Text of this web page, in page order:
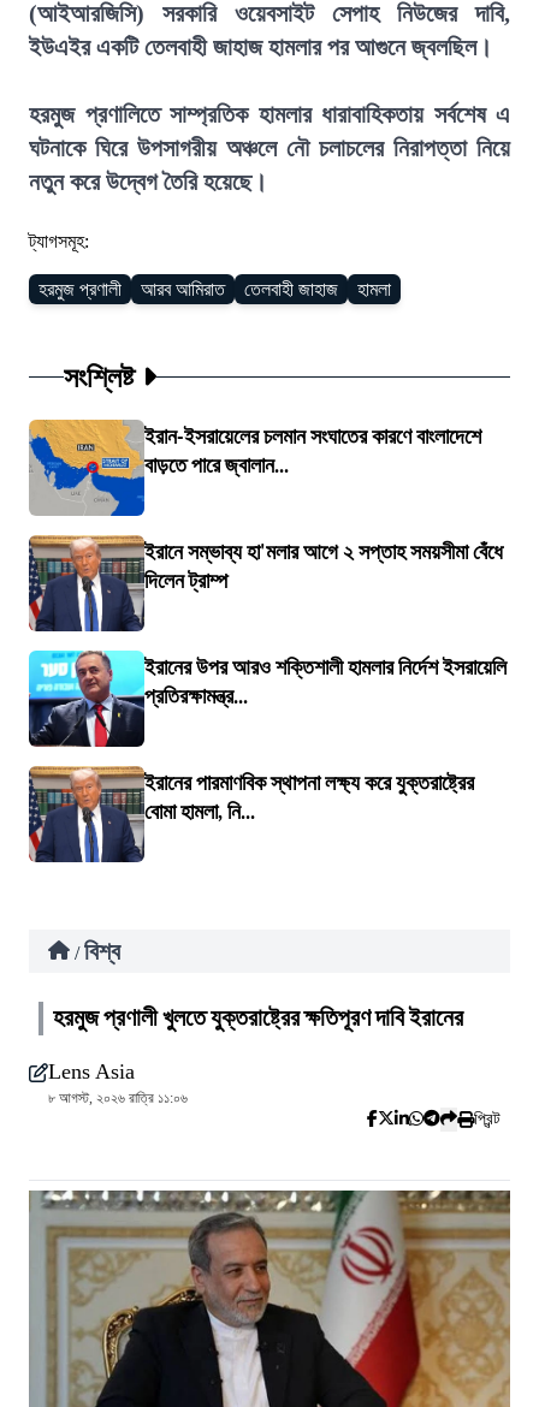
(আইআরজিসি) সরকারি ওয়েবসাইট সেপাহ নিউজের দাবি,
ইউএইর একটি তেলবাহী জাহাজ হামলার পর আগুনে জ্বলছিল।
হরমুজ প্রণালিতে সাম্প্রতিক হামলার ধারাবাহিকতায় সর্বশেষ এ
ঘটনাকে ঘিরে উপসাগরীয় অঞ্চলে নৌ চলাচলের নিরাপত্তা নিয়ে
নতুন করে উদ্বেগ তৈরি হয়েছে।
ট্যাগসমূহ:
হরমুজ প্রণালী আরব আমিরাত তেলবাহী জাহাজ হামলা
সংশ্লিষ্ট
ইরান-ইসরায়েলের চলমান সংঘাতের কারণে বাংলাদেশে
বাড়তে পারে জ্বালান...
ইরানে সম্ভাব্য হা'মলার আগে ২ সপ্তাহ সময়সীমা বেঁধে
দিলেন ট্রাম্প
ইরানের উপর আরও শক্তিশালী হামলার নির্দেশ ইসরায়েলি
প্রতিরক্ষামন্ত্র...
ইরানের পারমাণবিক স্থাপনা লক্ষ্য করে যুক্তরাষ্ট্রের
বোমা হামলা, নি...
/ বিশ্ব
হরমুজ প্রণালী খুলতে যুক্তরাষ্ট্রের ক্ষতিপূরণ দাবি ইরানের
Lens Asia
৮ আগস্ট, ২০২৬ রাত্রি ১১:০৬
প্রিন্ট